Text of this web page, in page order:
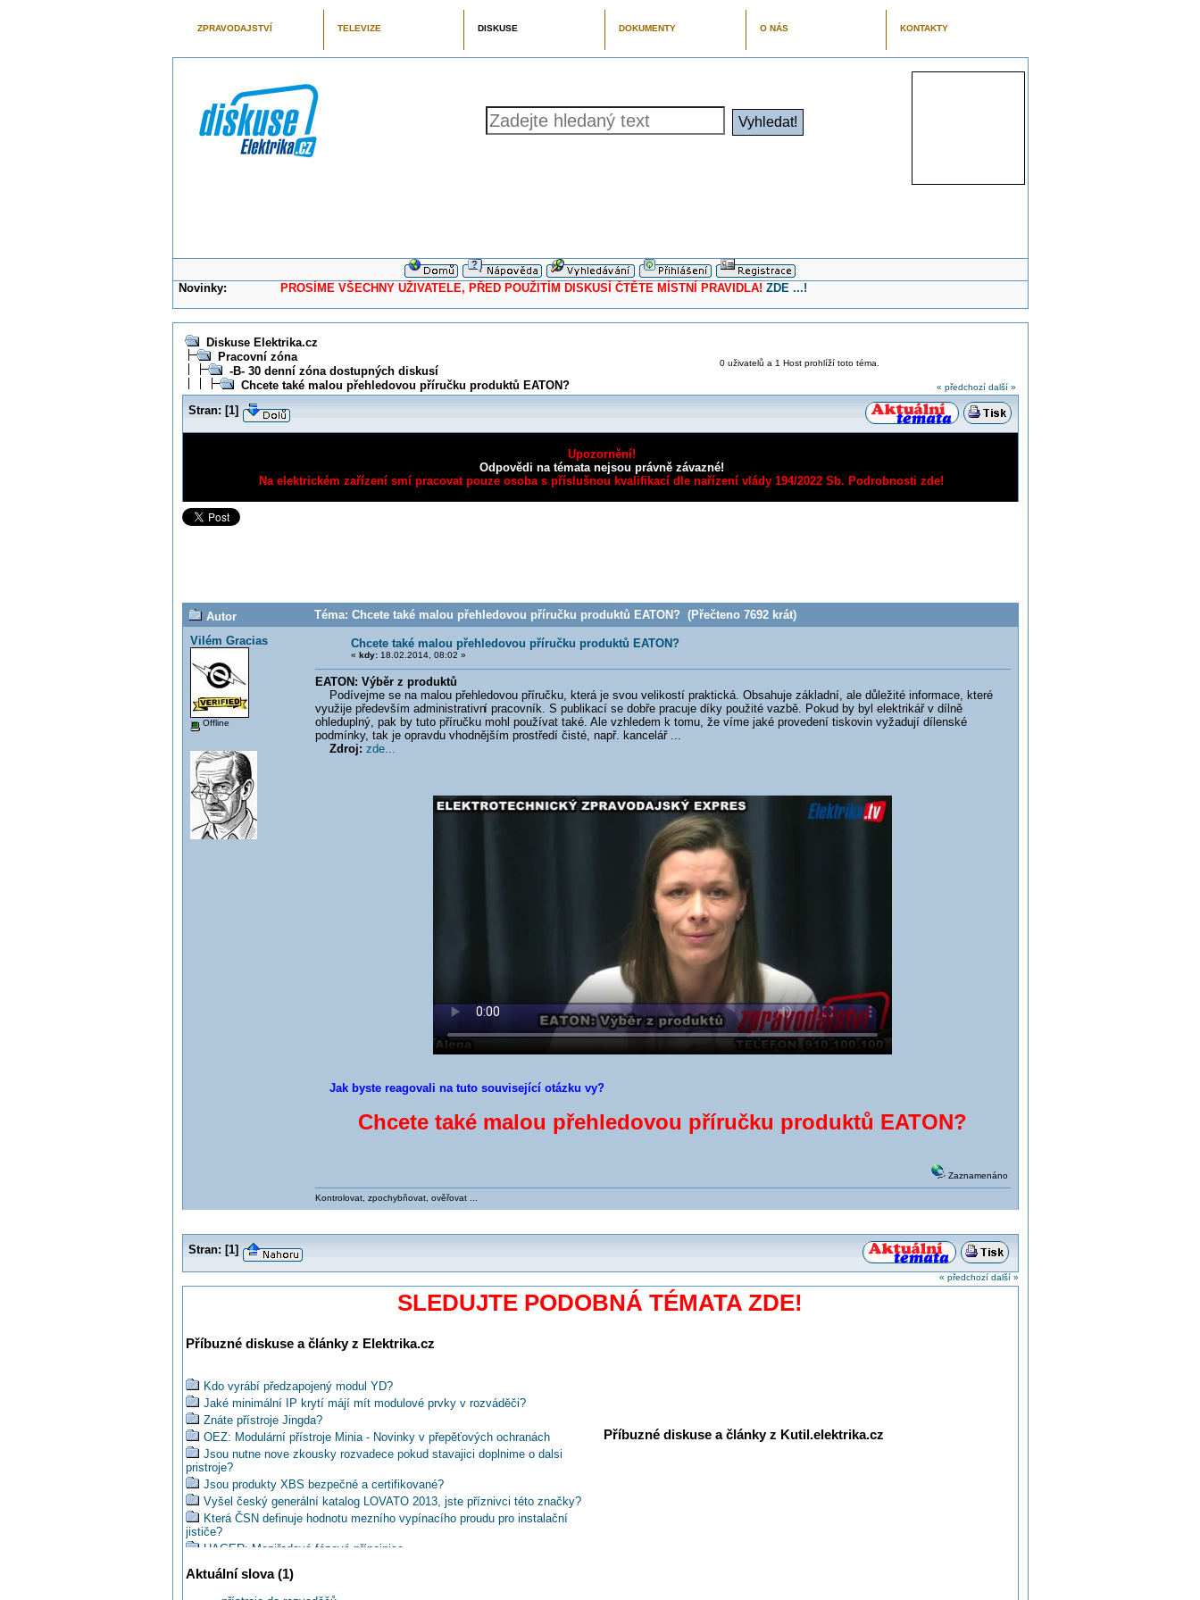
ZPRAVODAJSTVÍ TELEVIZE DISKUSE DOKUMENTY O NÁS KONTAKTY
Novinky: PROSÍME VŠECHNY UŽIVATELE, PŘED POUŽITÍM DISKUSÍ ČTĚTE MÍSTNÍ PRAVIDLA! ZDE ...!
Diskuse Elektrika.cz
Pracovní zóna
-B- 30 denní zóna dostupných diskusí
Chcete také malou přehledovou příručku produktů EATON?
0 uživatelů a 1 Host prohlíží toto téma.
« předchozí další »
Stran: [1]
Upozornění!
Odpovědi na témata nejsou právně závazné!
Na elektrickém zařízení smí pracovat pouze osoba s příslušnou kvalifikací dle nařízení vlády 194/2022 Sb. Podrobnosti zde!
Autor
Téma: Chcete také malou přehledovou příručku produktů EATON? (Přečteno 7692 krát)
Vilém Gracias
Offline
Chcete také malou přehledovou příručku produktů EATON?
« kdy:18.02.2014, 08:02 »
EATON: Výběr z produktů
Podívejme se na malou přehledovou příručku, která je svou velikostí praktická. Obsahuje základní, ale důležité informace, které
využije především administrativní pracovník. S publikací se dobře pracuje díky použité vazbě. Pokud by byl elektrikář v dílně
ohleduplný, pak by tuto příručku mohl používat také. Ale vzhledem k tomu, že víme jaké provedení tiskovin vyžadují dílenské
podmínky, tak je opravdu vhodnějším prostředí čisté, např. kancelář ...
Zdroj: zde...
Jak byste reagovali na tuto související otázku vy?
Chcete také malou přehledovou příručku produktů EATON?
Zaznamenáno
Kontrolovat, zpochybňovat, ověřovat ...
Stran: [1]
« předchozí další »
SLEDUJTE PODOBNÁ TÉMATA ZDE!
Příbuzné diskuse a články z Elektrika.cz
Kdo vyrábí předzapojený modul YD?
Jaké minimální IP krytí májí mít modulové prvky v rozváděči?
Znáte přístroje Jingda?
OEZ: Modulární přístroje Minia - Novinky v přepěťových ochranách
Jsou nutne nove zkousky rozvadece pokud stavajici doplnime o dalsi
pristroje?
Jsou produkty XBS bezpečné a certifikované?
Vyšel český generální katalog LOVATO 2013, jste příznivci této značky?
Která ČSN definuje hodnotu mezního vypínacího proudu pro instalační
jističe?
HAGER: Meziřadová fázová přípojnice
Máte již nový katalog distribuce energie HAGER 2014/15?
Je mozne napajat hreben (prepojovaciu listu) kablom?
Příbuzné diskuse a články z Kutil.elektrika.cz
Aktuální slova (1)